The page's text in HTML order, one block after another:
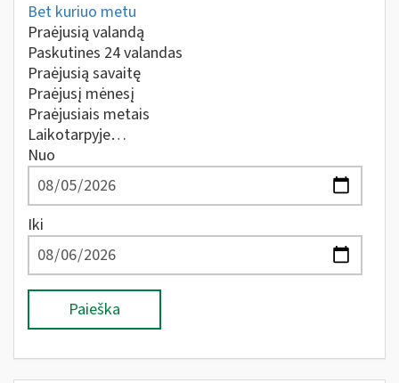
Bet kuriuo metu
Praėjusią valandą
Paskutines 24 valandas
Praėjusią savaitę
Praėjusį mėnesį
Praėjusiais metais
Laikotarpyje…
Nuo
Iki
Paieška